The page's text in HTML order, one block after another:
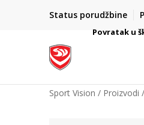
Status porudžbine
VAŽNO
Povratak u
Sport Vision Proizvodi